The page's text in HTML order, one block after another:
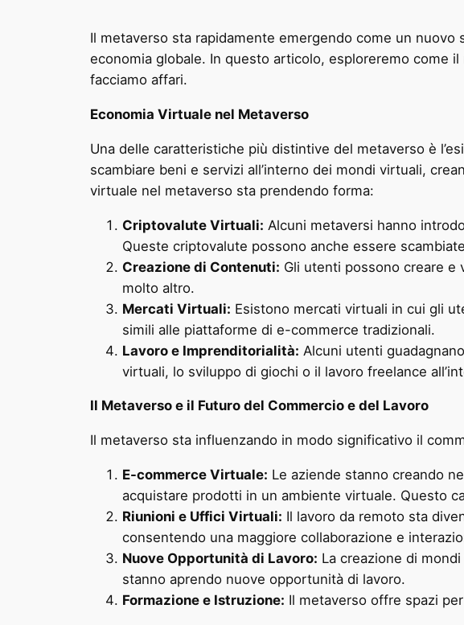
Il metaverso sta rapidamente emergendo come un
economia globale. In questo articolo, esploreremo come
facciamo affari.
Economia Virtuale nel Metaverso
Una delle caratteristiche più distintive del metaverso è
scambiare beni e servizi all’interno dei mondi virtuali,
virtuale nel metaverso sta prendendo forma:
Criptovalute Virtuali: Alcuni metaversi hanno
Queste criptovalute possono anche essere
Creazione di Contenuti: Gli utenti possono creare e
molto altro.
Mercati Virtuali: Esistono mercati virtuali in cui gli
simili alle piattaforme di e-commerce tradizionali.
Lavoro e Imprenditorialità: Alcuni utenti
virtuali, lo sviluppo di giochi o il lavoro freelance
Il Metaverso e il Futuro del Commercio e del Lavoro
Il metaverso sta influenzando in modo significativo il
E-commerce Virtuale: Le aziende stanno creando
acquistare prodotti in un ambiente virtuale. Questo
Riunioni e Uffici Virtuali: Il lavoro da remoto sta
consentendo una maggiore collaborazione e
Nuove Opportunità di Lavoro: La creazione di
stanno aprendo nuove opportunità di lavoro.
Formazione e Istruzione: Il metaverso offre spazi